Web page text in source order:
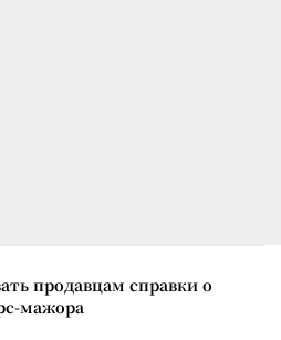
продавцам справки о
мажора